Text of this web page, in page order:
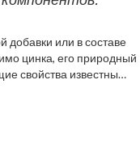
добавки или в составе
цинка, его природный
свойства известны